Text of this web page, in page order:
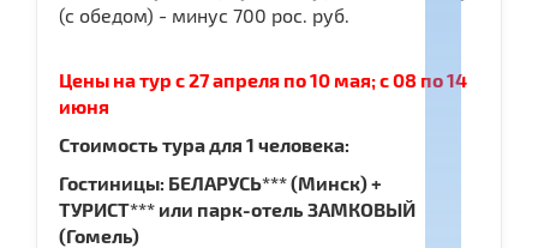
(с обедом) - минус 700 рос. руб.
Цены на тур с 27 апреля по 10 мая; с 08 по 14
июня
Стоимость тура для 1 человека:
Гостиницы: БЕЛАРУСЬ*** (Минск) +
ТУРИСТ*** или парк-отель ЗАМКОВЫЙ
(Гомель)